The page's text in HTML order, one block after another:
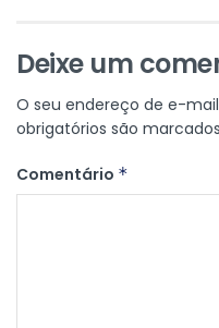
Deixe um
O seu endereço de e-
obrigatórios são
Comentário *